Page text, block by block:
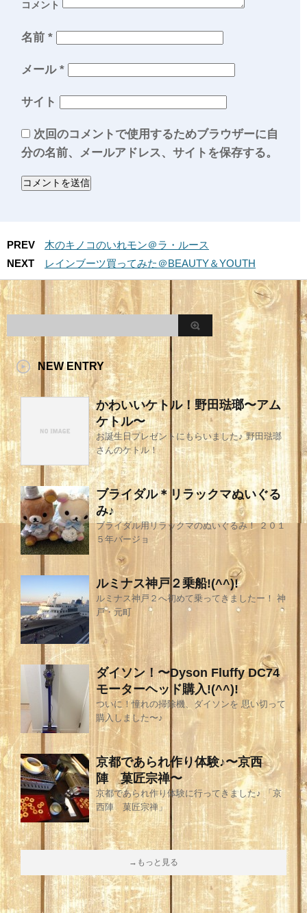
コメント
名前 *
メール *
サイト
次回のコメントで使用するためブラウザーに自
分の名前、メールアドレス、サイトを保存する。
PREV
木のキノコのいれモン＠ラ・ルース
NEXT
レインブーツ買ってみた＠BEAUTY＆YOUTH
NEW ENTRY
かわいいケトル！野田琺瑯〜アム
ケトル〜
お誕生日プレゼントにもらいました♪ 野田琺瑯
さんのケトル！
ブライダル＊リラックマぬいぐる
み♪
ブライダル用リラックマのぬいぐるみ！ ２０１
５年バージョ
ルミナス神戸２乗船!(^^)!
ルミナス神戸２へ初めて乗ってきましたー！ 神
戸・元町
ダイソン！〜Dyson Fluffy DC74
モーターヘッド購入!(^^)!
ついに！憧れの掃除機、ダイソンを 思い切って
購入しました〜♪
京都であられ作り体験♪〜京西
陣 菓匠宗禅〜
京都であられ作り体験に行ってきました♪ 「京
西陣 菓匠宗禅」
→もっと見る